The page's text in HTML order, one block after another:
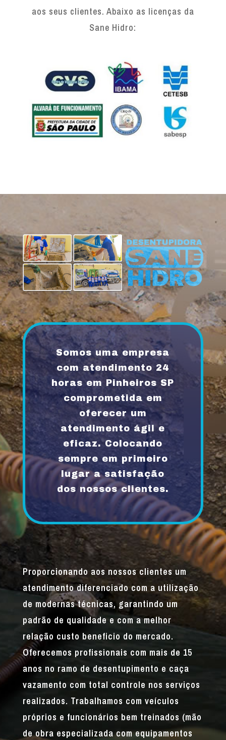
aos seus clientes. Abaixo as licenças da
Sane Hidro:
Somos uma empresa
com atendimento 24
horas em Pinheiros SP
comprometida em
oferecer um
atendimento ágil e
eficaz. Colocando
sempre em primeiro
lugar a satisfação
dos nossos clientes.
Proporcionando aos nossos clientes um
atendimento diferenciado com a utilização
de modernas técnicas, garantindo um
padrão de qualidade e com a melhor
relação custo beneficio do mercado.
Oferecemos profissionais com mais de 15
anos no ramo de desentupimento e caça
vazamento com total controle nos serviços
realizados. Trabalhamos com veículos
próprios e funcionários bem treinados (mão
de obra especializada com equipamentos